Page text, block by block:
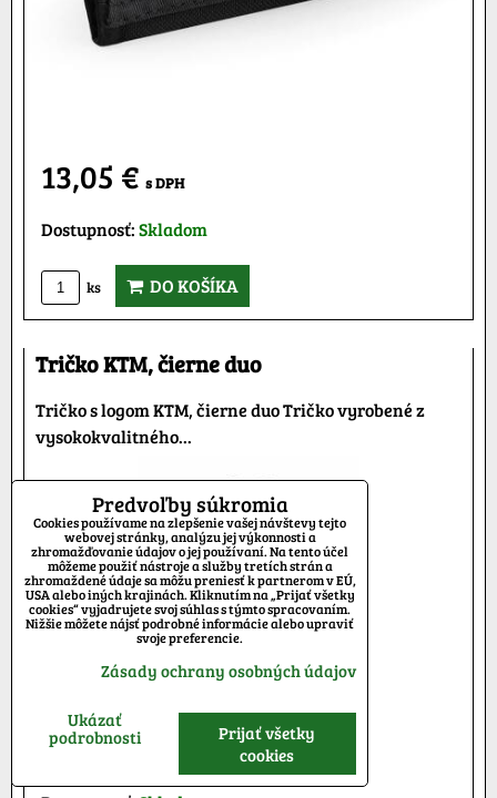
13,05 € s DPH
Dostupnosť:Skladom
ks DO KOŠÍKA
Tričko KTM, čierne duo
Tričko s logom KTM, čierne duo Tričko vyrobené z
vysokokvalitného...
15 €
Predvoľby súkromia
Cookies používame na zlepšenie vašej návštevy tejto
webovej stránky, analýzu jej výkonnosti a
zhromažďovanie údajov o jej používaní. Na tento účel
môžeme použiť nástroje a služby tretích strán a
zhromaždené údaje sa môžu preniesť k partnerom v EÚ,
USA alebo iných krajinách. Kliknutím na „Prijať všetky
cookies“ vyjadrujete svoj súhlas s týmto spracovaním.
Nižšie môžete nájsť podrobné informácie alebo upraviť
svoje preferencie.
Zásady ochrany osobných údajov
Ukázať
podrobnosti
Prijať všetky
cookies